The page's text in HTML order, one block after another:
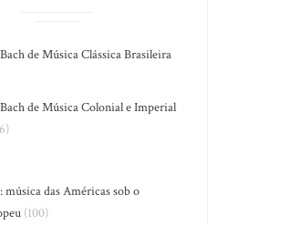
de Música Clássica Brasileira
de Música Colonial e Imperial
das Américas sob o
(100)